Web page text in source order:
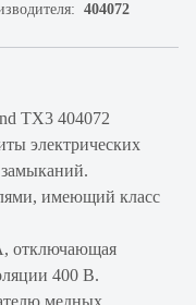
404072
TX3 404072
электрических
замыканий.
имеющий класс
отключающая
400 В.
медных